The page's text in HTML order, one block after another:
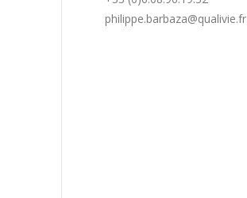
philippe.barbaza@qualivie.fr